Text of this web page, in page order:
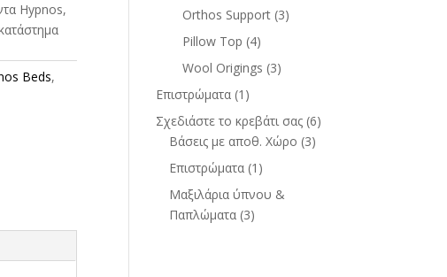
Hypnos,
Beds,
Orthos Support (3)
Pillow Top (4)
Wool Origings (3)
Επιστρώματα (1)
Σχεδιάστε το κρεβάτι σας (6)
Βάσεις με αποθ. Χώρο (3)
Επιστρώματα (1)
Μαξιλάρια ύπνου &
Παπλώματα (3)